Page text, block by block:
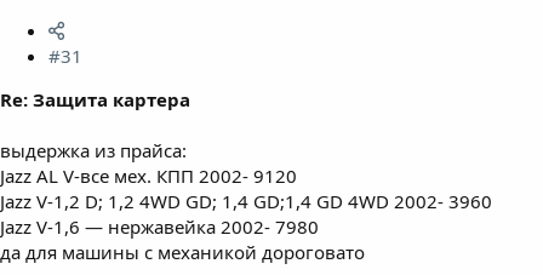
#31
Re: Защита картера
выдержка из прайса:
Jazz AL V-все мех. КПП 2002- 9120
Jazz V-1,2 D; 1,2 4WD GD; 1,4 GD;1,4 GD 4WD 2002- 3960
Jazz V-1,6 — нержавейка 2002- 7980
да для машины с механикой дороговато